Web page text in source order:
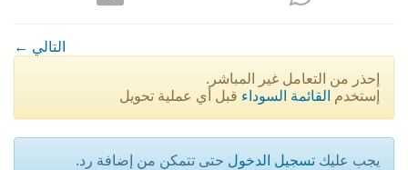
← التالي
إحذر من التعامل غير المباشر.
إستخدم القائمة السوداء قبل أي عملية تحويل
يجب عليك تسجيل الدخول حتى تتمكن من إضافة رد.